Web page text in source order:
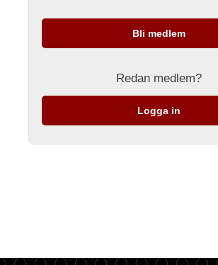
Bli medlem
Redan medlem?
Logga in